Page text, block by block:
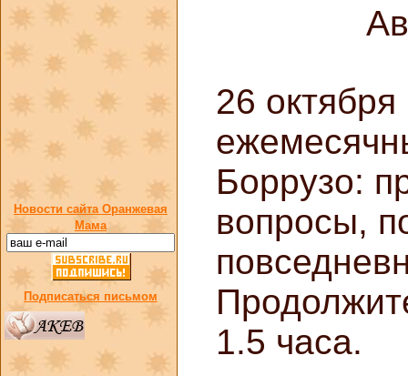
Новости сайта Оранжевая
Мама
Подписаться письмом
26
Боррузо:
вопросы,
1.5 часа.